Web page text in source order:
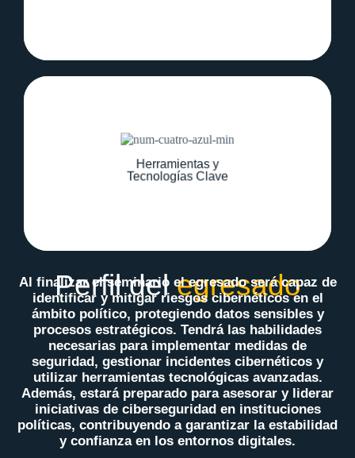
Herramientas y
Tecnologías Clave
Explora las mejores prácticas y
herramientas avanzadas para garantizar la
seguridad en entornos digitales políticos.
Perfil delegresado
Al finalizar el seminario el egresado será capaz de
identificar y mitigar riesgos cibernéticos en el
ámbito político, protegiendo datos sensibles y
procesos estratégicos. Tendrá las habilidades
necesarias para implementar medidas de
seguridad, gestionar incidentes cibernéticos y
utilizar herramientas tecnológicas avanzadas.
Además, estará preparado para asesorar y liderar
iniciativas de ciberseguridad en instituciones
políticas, contribuyendo a garantizar la estabilidad
y confianza en los entornos digitales.